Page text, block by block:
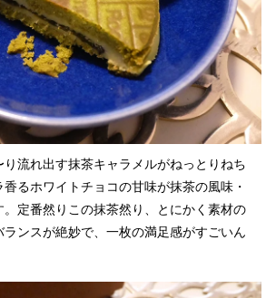
流れ出す抹茶キャラメルがねっとりねち
るホワイトチョコの甘味が抹茶の風味・
定番然りこの抹茶然り、とにかく素材の
ンスが絶妙で、一枚の満足感がすごいん